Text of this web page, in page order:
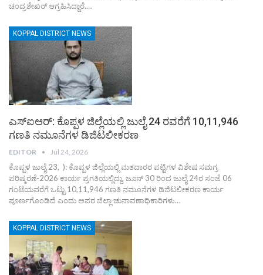
ಚಂದ್ರಶೇಖರ್ ಆಗ್ರಹಿಸಿದ್ದಾರೆ.…
KOPPAL DISTRICT NEWS
ಎಸ್‌ಐಆರ್: ಕೊಪ್ಪಳ ಜಿಲ್ಲೆಯಲ್ಲಿ ಜುಲೈ 24 ರವರೆಗೆ 10,11,946
ಗಣತಿ ನಮೂನೆಗಳ ಡಿಜಿಟಲೀಕರಣ
EDITOR Jul 24, 2026
ಕೊಪ್ಪಳ ಜುಲೈ 23, ): ಕೊಪ್ಪಳ ಜಿಲ್ಲೆಯಲ್ಲಿ ಮತದಾರರ ಪಟ್ಟಿಗಳ ವಿಶೇಷ ಸಮಗ್ರ
ಪರಿಷ್ಕರಣೆ-2026 ಕಾರ್ಯ ಪ್ರಗತಿಯಲ್ಲಿದ್ದು, ಜೂನ್ 30 ರಿಂದ ಜುಲೈ 24ರ ಸಂಜೆ 06
ಗಂಟೆಯವರೆಗೆ ಒಟ್ಟು 10,11,946 ಗಣತಿ ನಮೂನೆಗಳ ಡಿಜಿಟಲೀಕರಣ ಕಾರ್ಯ
ಪೂರ್ಣಗೊಂಡಿದೆ ಎಂದು ಅಪರ ಜಿಲ್ಲಾ ಚುನಾವಣಾಧಿಕಾರಿಗಳು…
KOPPAL DISTRICT NEWS